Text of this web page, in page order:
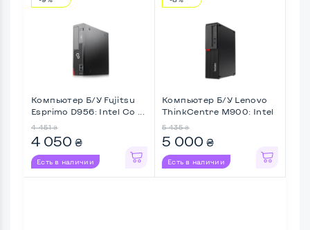
Компьютер Б/У Fujitsu
Esprimo D956: Intel Co ...
4 451 ₴
4 050 ₴
Есть в наличии
Компьютер Б/У Lenovo
ThinkCentre M900: Intel
5 435 ₴
5 000 ₴
Есть в наличии